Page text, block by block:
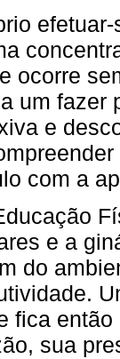
ocorre
um fazer
e
com a
e a
do
fica
sua